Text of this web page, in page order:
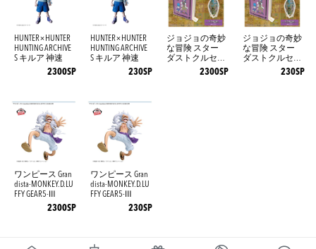
HUNTER×HUNTER
HUNTING ARCHIVE
S キルア 神速
2300SP
HUNTER×HUNTER
HUNTING ARCHIVE
S キルア 神速
230SP
ジョジョの奇妙
な冒険 スター
ダストクルセイ
ダース オイン
2300SP
ジョジョの奇妙
な冒険 スター
ダストクルセイ
ダース オイン
230SP
ワンピース Gran
dista-MONKEY.D.LU
FFY GEAR5-Ⅲ
2300SP
ワンピース Gran
dista-MONKEY.D.LU
FFY GEAR5-Ⅲ
230SP